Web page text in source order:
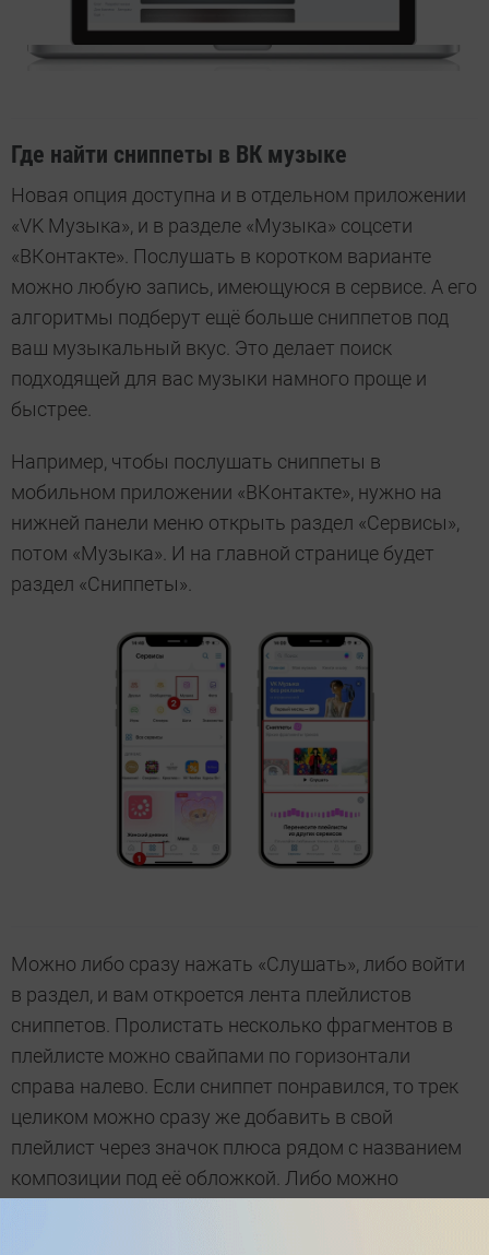
Где найти сниппеты в ВК музыке
Новая опция доступна и в отдельном приложении
«VK Музыка», и в разделе «Музыка» соцсети
«ВКонтакте». Послушать в коротком варианте
можно любую запись, имеющуюся в сервисе. А его
алгоритмы подберут ещё больше сниппетов под
ваш музыкальный вкус. Это делает поиск
подходящей для вас музыки намного проще и
быстрее.
Например, чтобы послушать сниппеты в
мобильном приложении «ВКонтакте», нужно на
нижней панели меню открыть раздел «Сервисы»,
потом «Музыка». И на главной странице будет
раздел «Сниппеты».
Можно либо сразу нажать «Слушать», либо войти
в раздел, и вам откроется лента плейлистов
сниппетов. Пролистать несколько фрагментов в
плейлисте можно свайпами по горизонтали
справа налево. Если сниппет понравился, то трек
целиком можно сразу же добавить в свой
плейлист через значок плюса рядом с названием
композиции под её обложкой. Либо можно